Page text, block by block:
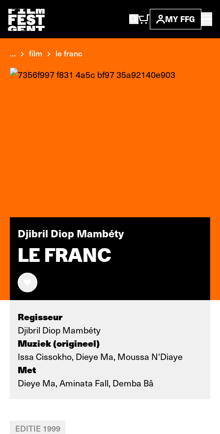
MY FFG
... film le franc
Djibril Diop Mambéty
LE FRANC
Regisseur
Djibril Diop Mambéty
Muziek (origineel)
Issa Cissokho, Dieye Ma, Moussa N'Diaye
Met
Dieye Ma, Aminata Fall, Demba Bâ
EDITIE 1999